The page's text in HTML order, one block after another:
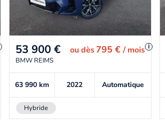
53 900 € oudès795 €/ mois i
BMW REIMS
63 990 km 2022 Automatique
Hybride